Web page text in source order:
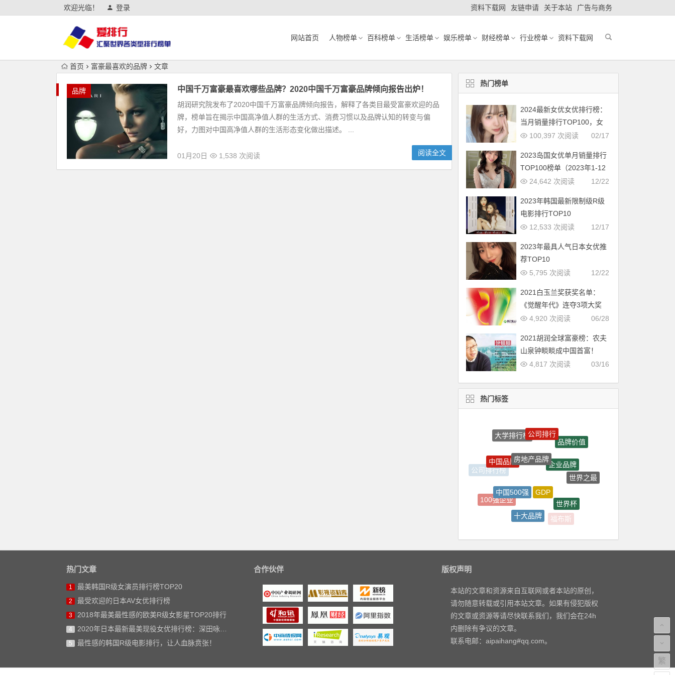
欢迎光临！ 登录 资料下载网 友链申请 关于本站 广告与商务
网站首页 人物榜单 百科榜单 生活榜单 娱乐榜单 财经榜单 行业榜单 资料下载网
首页 富豪最喜欢的品牌 文章
品牌 中国千万富豪最喜欢哪些品牌？2020中国千万富豪品牌倾向报告出炉！
胡润研究院发布了2020中国千万富豪品牌倾向报告，解释了各类目最受富豪欢迎的品
牌，榜单旨在揭示中国高净值人群的生活方式、消费习惯以及品牌认知的转变与偏
好，力图对中国高净值人群的生活形态变化做出描述。 ...
01月20日 1,538 次阅读 阅读全文
热门榜单
2024最新女优女优排行榜：
当月销量排行TOP100，女
优新人多多（2024年1月，
02/17
100,397 次阅读
2023岛国女优单月销量排行
TOP100榜单（2023年1-12
月更新完毕）
12/22
24,642 次阅读
2023年韩国最新限制级R级
电影排行TOP10
12/17
12,533 次阅读
2023年最具人气日本女优推
荐TOP10
12/22
5,795 次阅读
2021白玉兰奖获奖名单：
《觉醒年代》连夺3项大奖
06/28
4,920 次阅读
2021胡润全球富豪榜：农夫
山泉钟睒睒成中国首富！
03/16
4,817 次阅读
热门标签
大学排行榜公司排行
品牌价值
公司排行榜
中国品牌
房地产品牌
企业品牌
世界之最
100强企业
中国500强
GDP
世界杯
福布斯
美女排行榜
十大品牌
热门文章
1 最美韩国R级女演员排行榜TOP20
2 最受欢迎的日本AV女优排行榜
3 2018年最美最性感的欧美R级女影星TOP20排行
4 2020年日本最新最美现役女优排行榜：深田咏美仅排第二
5 最性感的韩国R级电影排行，让人血脉贲张！
合作伙伴 版权声明
本站的文章和资源来自互联网或者本站的原创，
请勿随意转载或引用本站文章。如果有侵犯版权
的文章或资源等请尽快联系我们，我们会在24h
内删除有争议的文章。
联系电邮：aipaihang#qq.com。
繁